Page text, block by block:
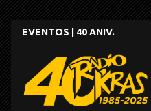
EVENTOS | 40 ANIV.